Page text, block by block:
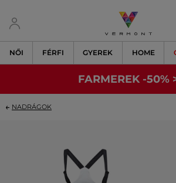
NŐI FÉRFI GYEREK HOME
FARMEREK -50%
NADRÁGOK